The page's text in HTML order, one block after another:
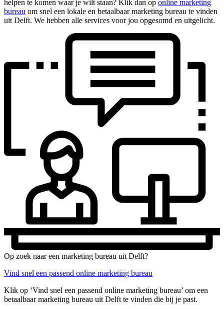
helpen te komen waar je wilt staan? Klik dan op online marketing
bureau om snel een lokale en betaalbaar marketing bureau te vinden
uit Delft. We hebben alle services voor jou opgesomd en uitgelicht.
Op zoek naar een marketing bureau uit Delft?
Vind snel een passend online marketing bureau
Klik op ‘Vind snel een passend online marketing bureau’ om een
betaalbaar marketing bureau uit Delft te vinden die bij je past.